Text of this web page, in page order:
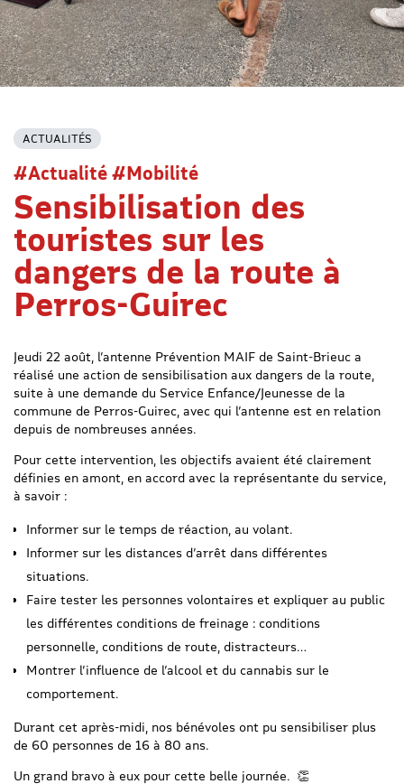
ACTUALITÉS
#Actualité #Mobilité
Sensibilisation des
touristes sur les
dangers de la route à
Perros-Guirec
Jeudi 22 août, l’antenne Prévention MAIF de Saint-Brieuc a
réalisé une action de sensibilisation aux dangers de la route,
suite à une demande du Service Enfance/Jeunesse de la
commune de Perros-Guirec, avec qui l’antenne est en relation
depuis de nombreuses années.
Pour cette intervention, les objectifs avaient été clairement
définies en amont, en accord avec la représentante du service,
à savoir :
Informer sur le temps de réaction, au volant.
Informer sur les distances d’arrêt dans différentes
situations.
Faire tester les personnes volontaires et expliquer au public
les différentes conditions de freinage : conditions
personnelle, conditions de route, distracteurs…
Montrer l’influence de l’alcool et du cannabis sur le
comportement.
Durant cet après-midi, nos bénévoles ont pu sensibiliser plus
de 60 personnes de 16 à 80 ans.
Un grand bravo à eux pour cette belle journée. 👏